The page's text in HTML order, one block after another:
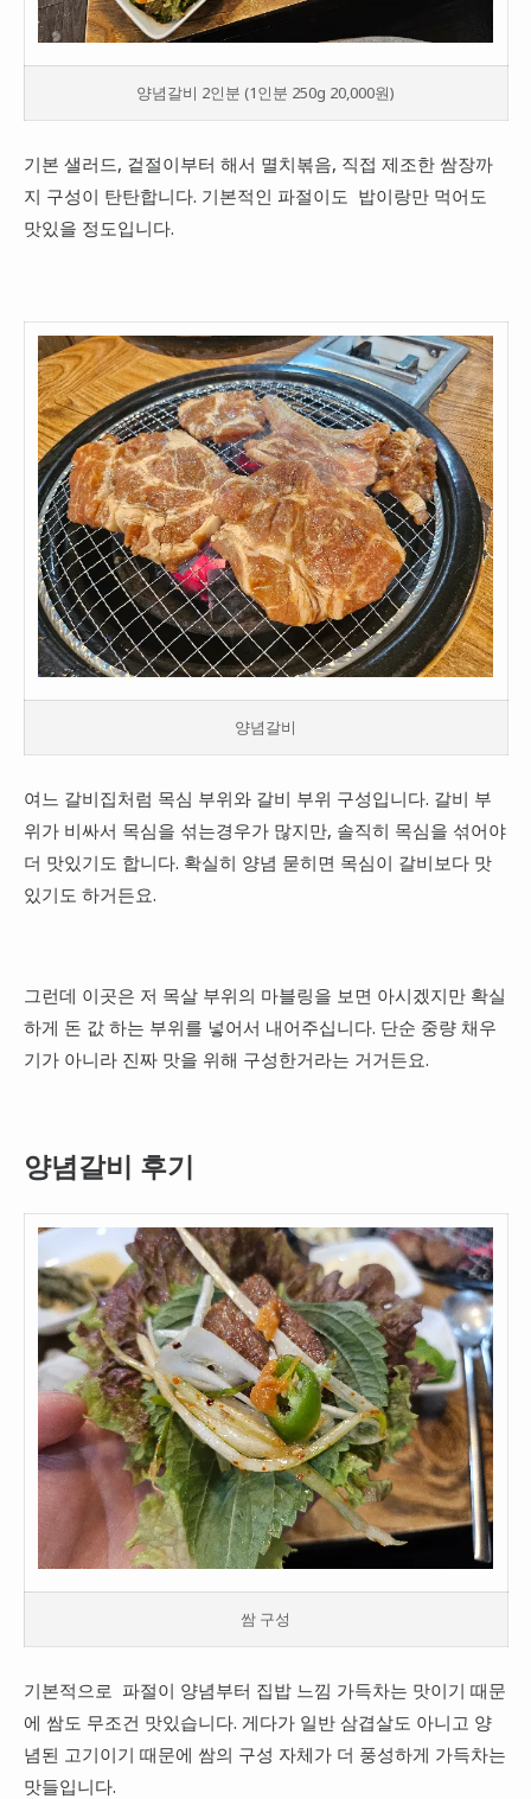
양념갈비 2인분 (1인분 250g 20,000원)
기본 샐러드, 겉절이부터 해서 멸치볶음, 직접 제조한 쌈장까
지 구성이 탄탄합니다. 기본적인 파절이도 밥이랑만 먹어도
맛있을 정도입니다.
양념갈비
여느 갈비집처럼 목심 부위와 갈비 부위 구성입니다. 갈비 부
위가 비싸서 목심을 섞는경우가 많지만, 솔직히 목심을 섞어야
더 맛있기도 합니다. 확실히 양념 묻히면 목심이 갈비보다 맛
있기도 하거든요.
그런데 이곳은 저 목살 부위의 마블링을 보면 아시겠지만 확실
하게 돈 값 하는 부위를 넣어서 내어주십니다. 단순 중량 채우
기가 아니라 진짜 맛을 위해 구성한거라는 거거든요.
양념갈비 후기
쌈 구성
기본적으로 파절이 양념부터 집밥 느낌 가득차는 맛이기 때문
에 쌈도 무조건 맛있습니다. 게다가 일반 삼겹살도 아니고 양
념된 고기이기 때문에 쌈의 구성 자체가 더 풍성하게 가득차는
맛들입니다.